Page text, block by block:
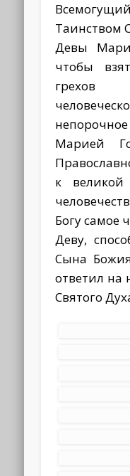
Таинством
Девы
чтобы
Марией
к великой
Богу самое
Деву,
Сына
ответил на
Святого